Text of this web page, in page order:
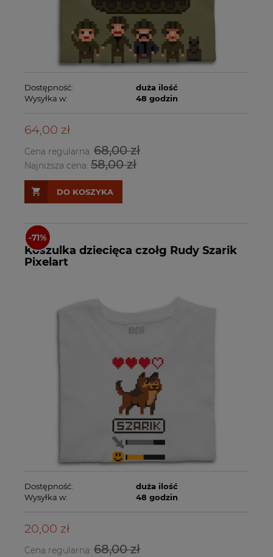
Dostępność:
duża ilość
Wysyłka w:
48 godzin
64,00 zł
Cena regularna: 68,00 zł
Najniższa cena: 58,00 zł
DO KOSZYKA
Koszulka dziecięca czołg Rudy Szarik
Pixelart
Dostępność:
duża ilość
Wysyłka w:
48 godzin
20,00 zł
Cena regularna: 68,00 zł